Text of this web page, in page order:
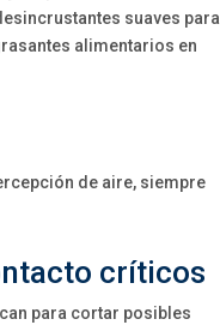
suaves para
alimentarios en
de aire, siempre
críticos
para cortar posibles